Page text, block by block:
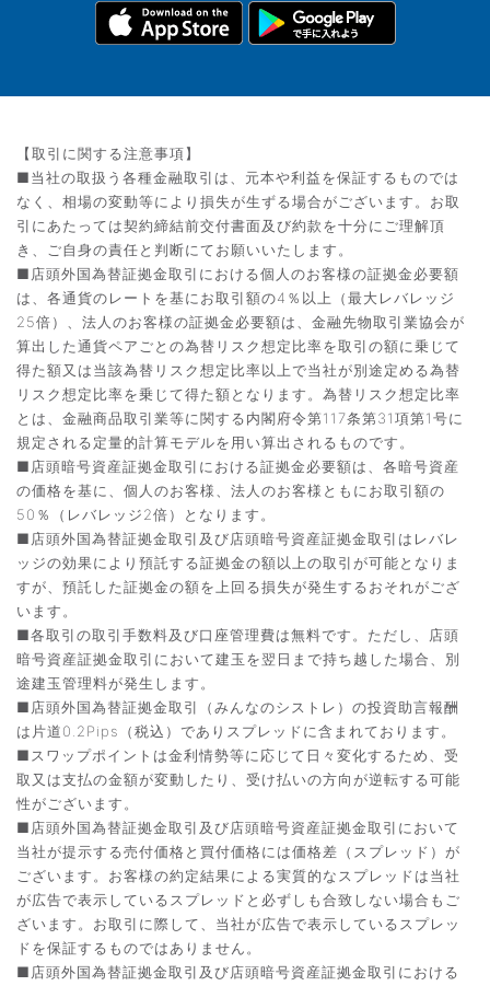
【取引に関する注意事項】
■当社の取扱う各種金融取引は、元本や利益を保証するものでは
なく、相場の変動等により損失が生ずる場合がございます。お取
引にあたっては契約締結前交付書面及び約款を十分にご理解頂
き、ご自身の責任と判断にてお願いいたします。
■店頭外国為替証拠金取引における個人のお客様の証拠金必要額
は、各通貨のレートを基にお取引額の4％以上（最大レバレッジ
25倍）、法人のお客様の証拠金必要額は、金融先物取引業協会が
算出した通貨ペアごとの為替リスク想定比率を取引の額に乗じて
得た額又は当該為替リスク想定比率以上で当社が別途定める為替
リスク想定比率を乗じて得た額となります。為替リスク想定比率
とは、金融商品取引業等に関する内閣府令第117条第31項第1号に
規定される定量的計算モデルを用い算出されるものです。
■店頭暗号資産証拠金取引における証拠金必要額は、各暗号資産
の価格を基に、個人のお客様、法人のお客様ともにお取引額の
50％（レバレッジ2倍）となります。
■店頭外国為替証拠金取引及び店頭暗号資産証拠金取引はレバレ
ッジの効果により預託する証拠金の額以上の取引が可能となりま
すが、預託した証拠金の額を上回る損失が発生するおそれがござ
います。
■各取引の取引手数料及び口座管理費は無料です。ただし、店頭
暗号資産証拠金取引において建玉を翌日まで持ち越した場合、別
途建玉管理料が発生します。
■店頭外国為替証拠金取引（みんなのシストレ）の投資助言報酬
は片道0.2Pips（税込）でありスプレッドに含まれております。
■スワップポイントは金利情勢等に応じて日々変化するため、受
取又は支払の金額が変動したり、受け払いの方向が逆転する可能
性がございます。
■店頭外国為替証拠金取引及び店頭暗号資産証拠金取引において
当社が提示する売付価格と買付価格には価格差（スプレッド）が
ございます。お客様の約定結果による実質的なスプレッドは当社
が広告で表示しているスプレッドと必ずしも合致しない場合もご
ざいます。お取引に際して、当社が広告で表示しているスプレッ
ドを保証するものではありません。
■店頭外国為替証拠金取引及び店頭暗号資産証拠金取引における